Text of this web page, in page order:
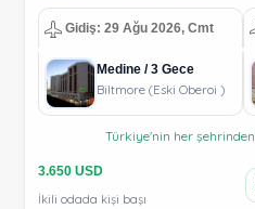
Gidiş: 29 Ağu 2026, Cmt
Medine / 3 Gece
Biltmore (Eski Oberoi )
Türkiye'nin her şehrinden
3.650 USD
İkili odada kişi başı